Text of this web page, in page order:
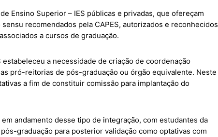
Ensino Superior – IES públicas e privadas, que ofereçam
recomendados pela CAPES, autorizados e reconhecidos
a cursos de graduação.
a necessidade de criação de coordenação
pró-reitorias de pós-graduação ou órgão equivalente. Neste
a fim de constituir comissão para implantação do
andamento desse tipo de integração, com estudantes da
graduação para posterior validação como optativas com